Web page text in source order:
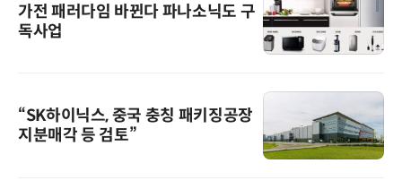
가전 패러다임 바뀐다 파나소닉도 구
독사업
“SK하이닉스, 중국 충칭 패키징공장
지분매각 등 검토”